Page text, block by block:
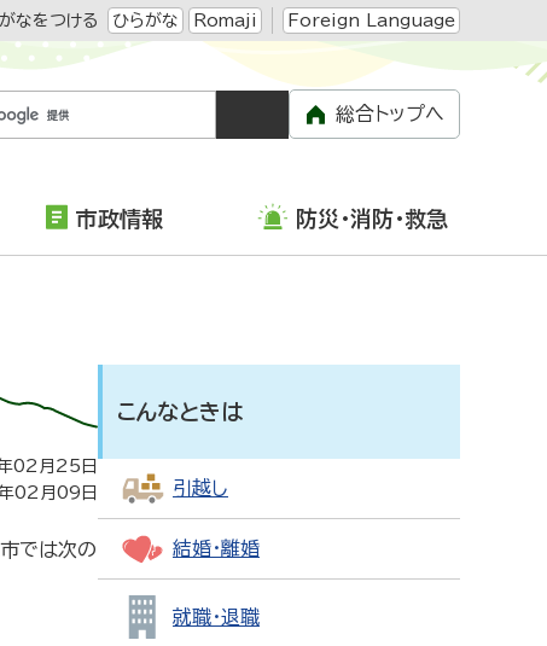
なをつける ひらがな Romaji Foreign Language
総合トップへ
市政情報 防災・消防・救急
02月25日
02月09日
では次の
こんなときは
引越し
結婚・離婚
就職・退職